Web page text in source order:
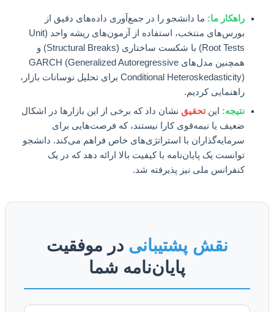
راهکار ما:ما دانشجو را در جمع‌آوری داده‌های دقیق از
بورس‌های منتخب، استفاده از آزمون‌های ریشه واحد (Unit
Root Tests) با شکست ساختاری (Structural Breaks) و
همچنین مدل‌های GARCH (Generalized Autoregressive
Conditional Heteroskedasticity) برای تحلیل نوسانات بازار،
راهنمایی کردیم.
نتیجه:اینتحقیقنشان داد که برخی از این بازارها در اشکال
ضعیف یا نیمه‌قوی کارا نیستند، که فرصت‌هایی برای
سرمایه‌گذاران با استراتژی‌های خاص فراهم می‌کند. دانشجو
توانست یک پایان‌نامه با کیفیت بالا ارائه دهد که در یک
کنفرانس ملی نیز پذیرفته شد.
نقش پشتیبانیدر موفقیت
پایان‌نامه شما